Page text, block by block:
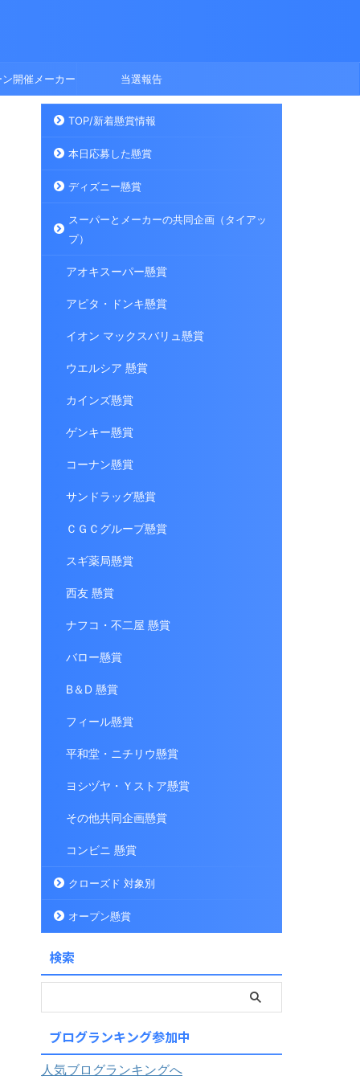
開催メーカー 当選報告
TOP/新着懸賞情報
本日応募した懸賞
ディズニー懸賞
スーパーとメーカーの共同企画（タイアッ
プ）
アオキスーパー懸賞
アピタ・ドンキ懸賞
イオン マックスバリュ懸賞
ウエルシア 懸賞
カインズ懸賞
ゲンキー懸賞
コーナン懸賞
サンドラッグ懸賞
ＣＧＣグループ懸賞
スギ薬局懸賞
西友 懸賞
ナフコ・不二屋 懸賞
バロー懸賞
B＆D 懸賞
フィール懸賞
平和堂・ニチリウ懸賞
ヨシヅヤ・Ｙストア懸賞
その他共同企画懸賞
コンビニ 懸賞
クローズド 対象別
オープン懸賞
検索
ブログランキング参加中
人気ブログランキングへ